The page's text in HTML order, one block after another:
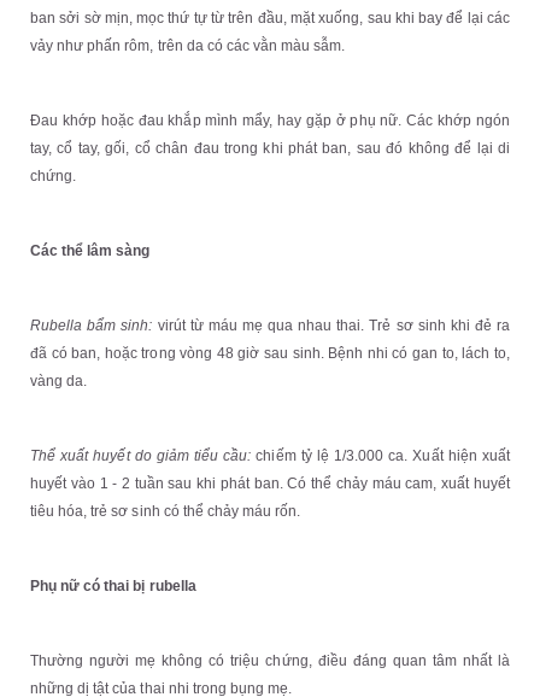
ban sởi sờ mịn, mọc thứ tự từ trên đầu, mặt xuống, sau khi bay để lại các
vảy như phấn rôm, trên da có các vằn màu sẫm.
Đau khớp hoặc đau khắp mình mẩy, hay gặp ở phụ nữ. Các khớp ngón
tay, cổ tay, gối, cổ chân đau trong khi phát ban, sau đó không để lại di
chứng.
Các thể lâm sàng
Rubella bẩm sinh: virút từ máu mẹ qua nhau thai. Trẻ sơ sinh khi đẻ ra
đã có ban, hoặc trong vòng 48 giờ sau sinh. Bệnh nhi có gan to, lách to,
vàng da.
Thể xuất huyết do giảm tiểu cầu:chiếm tỷ lệ 1/3.000 ca. Xuất hiện xuất
huyết vào 1 - 2 tuần sau khi phát ban. Có thể chảy máu cam, xuất huyết
tiêu hóa, trẻ sơ sinh có thể chảy máu rốn.
Phụ nữ có thai bị rubella
Thường người mẹ không có triệu chứng, điều đáng quan tâm nhất là
những dị tật của thai nhi trong bụng mẹ.